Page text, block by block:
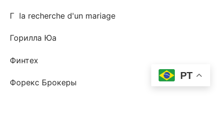
Г la recherche d'un mariage
Горилла Юа
Финтех
Форекс Брокеры
PT